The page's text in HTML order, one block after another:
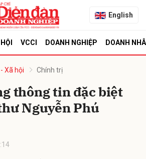
English
VCCI DOANH NGHIỆP DOANH
Xã hội Chính trị
thông tin đặc biệt
Nguyễn Phú